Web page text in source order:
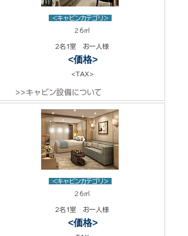
<キャビンカテゴリ>
26㎡
2名1室 お一人様
<価格>
<TAX>
>>キャビン設備について
<キャビンカテゴリ>
26㎡
2名1室 お一人様
<価格>